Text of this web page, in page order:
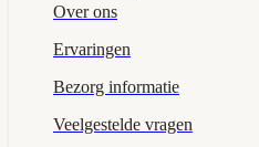
Over ons
Ervaringen
Bezorg informatie
Veelgestelde vragen